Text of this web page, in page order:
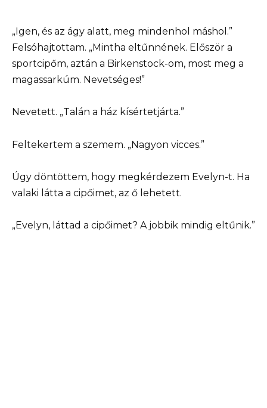
„Igen, és az ágy alatt, meg mindenhol máshol.”
Felsóhajtottam. „Mintha eltűnnének. Először a
sportcipőm, aztán a Birkenstock-om, most meg a
magassarkúm. Nevetséges!”
Nevetett. „Talán a ház kísértetjárta.”
Feltekertem a szemem. „Nagyon vicces.”
Úgy döntöttem, hogy megkérdezem Evelyn-t. Ha
valaki látta a cipőimet, az ő lehetett.
„Evelyn, láttad a cipőimet? A jobbik mindig eltűnik.”